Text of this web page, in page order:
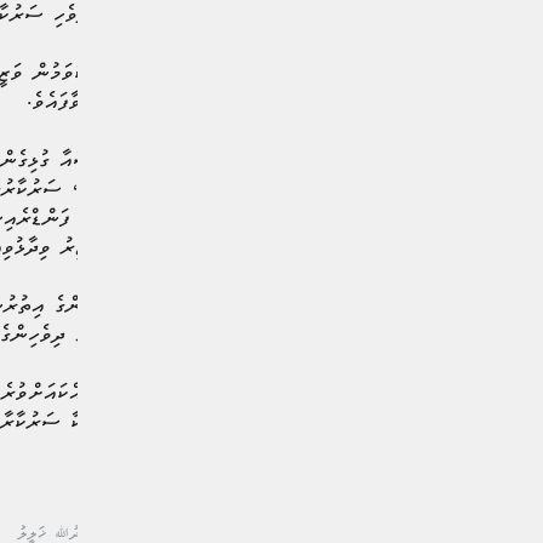
ފޯރުކޮށްދީފައިވެއެވެ. އަދި ދިވެހި ސަރުކާރުން ވެސް ވަނީ 50،000 ޔޫއެސް ޑޮލަރާއި
ރަސްމިއްޔާތުގައި ވާހަކަދައްކަވަމުން
މީޑިއާތަކަށް ޝުކުރު ދަންނަވާފައެވެ.
ލަންކާއަށް ކުރިމަތިވި ހާދިސާއާ
މުއިއްޒު އިސްނަންގަވައިގެން،
އިން އިސްނަގައިގެން ހިންގި
ބައެއްކަން ކަމަށް ވެސް ވަޒީރު
ވަޒީރު ވިދާޅުވީ، ޓީވީ ޓެލެތޯންގެ
ކަމަށެވެ. އެގޮތުން ޖުމުލަކޮށް ދިވެހިންގެ ފަރާތުން އެ ޤައުމަށް ދޭ އެހީ
ޓެލެތޯން
ވަގުތެއްގައި އެ ފައިސާ ލަންކާ
#ޚާރިޖީ ވަޒީރު ޑރ. ޢަބްދުﷲ ޚަލީލު